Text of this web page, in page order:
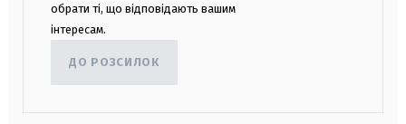
обрати ті, що відповідають вашим
інтересам.
ДО РОЗСИЛОК